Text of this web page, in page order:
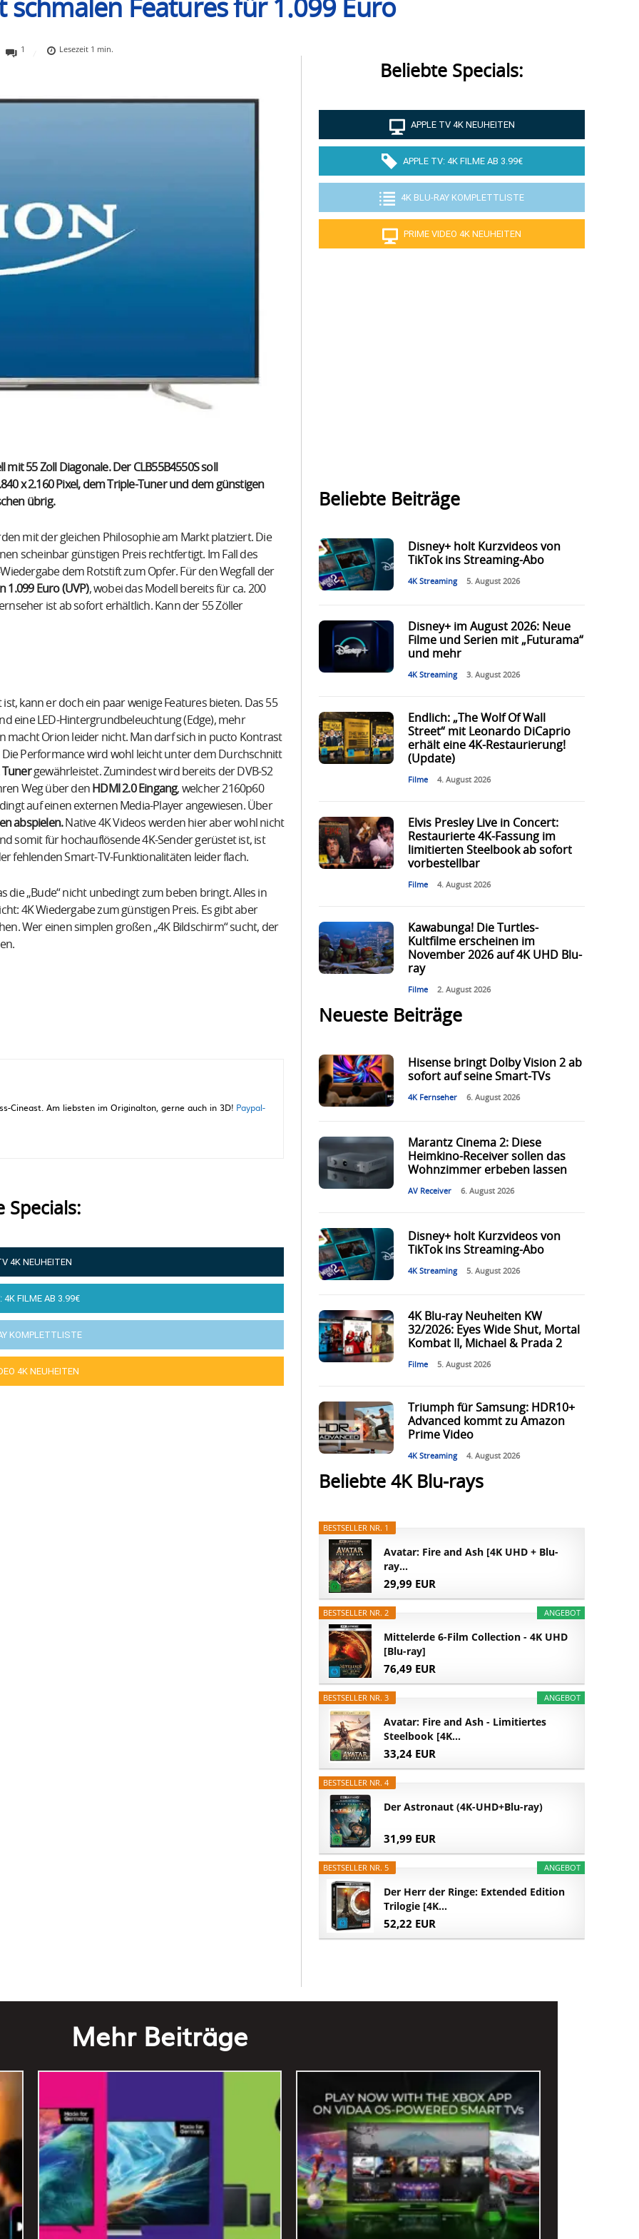
schmalen Features für 1.099 Euro
1 Lesezeit 1 min.
55 Zoll Diagonale. Der CLB55B4550S soll
x 2.160 Pixel, dem Triple-Tuner und dem günstigen
übrig.
mit der gleichen Philosophie am Markt platziert. Die
scheinbar günstigen Preis rechtfertigt. Im Fall des
dem Rotstift zum Opfer. Für den Wegfall der
1.099 Euro (UVP), wobei das Modell bereits für ca. 200
ist ab sofort erhältlich. Kann der 55 Zöller
kann er doch ein paar wenige Features bieten. Das 55
eine LED-Hintergrundbeleuchtung (Edge), mehr
macht Orion leider nicht. Man darf sich in pucto Kontrast
Performance wird wohl leicht unter dem Durchschnitt
Tunergewährleistet. Zumindest wird bereits der DVB-S2
Weg über den HDMI 2.0 Eingang, welcher 2160p60
auf einen externen Media-Player angewiesen. Über
abspielen.Native 4K Videos werden hier aber wohl nicht
somit für hochauflösende 4K-Sender gerüstet ist, ist
fehlenden Smart-TV-Funktionalitäten leider flach.
die „Bude“ nicht unbedingt zum beben bringt. Alles in
4K Wiedergabe zum günstigen Preis. Es gibt aber
Wer einen simplen großen „4K Bildschirm“ sucht, der
Cineast. Am liebsten im Originalton, gerne auch in 3D! Paypal-
Specials:
4K NEUHEITEN
4K FILME AB 3.99€
KOMPLETTLISTE
4K NEUHEITEN
Beliebte Specials:
APPLE TV 4K NEUHEITEN
APPLE TV: 4K FILME AB 3.99€
4K BLU-RAY KOMPLETTLISTE
PRIME VIDEO 4K NEUHEITEN
Beliebte Beiträge
Disney+ holt Kurzvideos von
TikTok ins Streaming-Abo
4K Streaming 5. August 2026
Disney+ im August 2026: Neue
Filme und Serien mit „Futurama“
und mehr
4K Streaming 3. August 2026
Endlich: „The Wolf Of Wall
Street“ mit Leonardo DiCaprio
erhält eine 4K-Restaurierung!
(Update)
Filme 4. August 2026
Elvis Presley Live in Concert:
Restaurierte 4K-Fassung im
limitierten Steelbook ab sofort
vorbestellbar
Filme 4. August 2026
Kawabunga! Die Turtles-
Kultfilme erscheinen im
November 2026 auf 4K UHD Blu-
ray
Filme 2. August 2026
Neueste Beiträge
Hisense bringt Dolby Vision 2 ab
sofort auf seine Smart-TVs
4K Fernseher 6. August 2026
Marantz Cinema 2: Diese
Heimkino-Receiver sollen das
Wohnzimmer erbeben lassen
AV Receiver 6. August 2026
Disney+ holt Kurzvideos von
TikTok ins Streaming-Abo
4K Streaming 5. August 2026
4K Blu-ray Neuheiten KW
32/2026: Eyes Wide Shut, Mortal
Kombat II, Michael & Prada 2
Filme 5. August 2026
Triumph für Samsung: HDR10+
Advanced kommt zu Amazon
Prime Video
4K Streaming 4. August 2026
Beliebte 4K Blu-rays
BESTSELLER NR. 1
Avatar: Fire and Ash [4K UHD + Blu-
ray...
29,99 EUR
ANGEBOT
BESTSELLER NR. 2
Mittelerde 6-Film Collection - 4K UHD
[Blu-ray]
76,49 EUR
ANGEBOT
BESTSELLER NR. 3
Avatar: Fire and Ash - Limitiertes
Steelbook [4K...
33,24 EUR
BESTSELLER NR. 4
Der Astronaut (4K-UHD+Blu-ray)
31,99 EUR
ANGEBOT
BESTSELLER NR. 5
Der Herr der Ringe: Extended Edition
Trilogie [4K...
52,22 EUR
Mehr Beiträge